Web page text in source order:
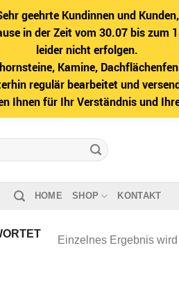
geehrte Kundinnen und Kunden,
in der Zeit vom 30.07 bis zum
leider nicht erfolgen.
Kamine,
regulär bearbeitet und
Ihnen für Ihr Verständnis und
HOME SHOP KONTAKT
Einzelnes Ergebnis